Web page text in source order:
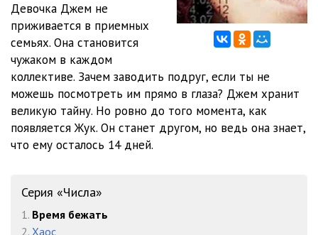
15:58
014
015
017 25:52
019
020
Девочка Джем не
приживается в приемных
семьях. Она становится
чужаком в каждом
коллективе. Зачем заводить подруг, если ты не
можешь посмотреть им прямо в глаза? Джем хранит
великую тайну. Но ровно до того момента, как
появляется Жук. Он станет другом, но ведь она знает,
что ему осталось 14 дней.
Серия «Числа»
1. Время бежать
2. Хаос